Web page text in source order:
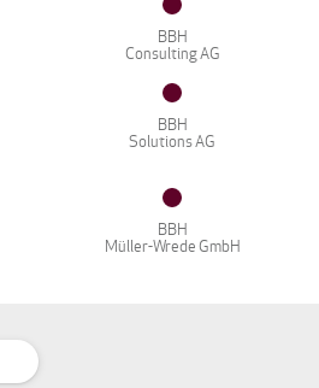
BBH
Consulting AG
BBH
Solutions AG
BBH
Müller-Wrede GmbH